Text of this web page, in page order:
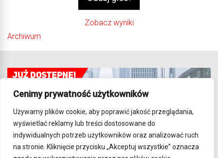
Cenimy prywatność użytkowników
Używamy plików cookie, aby poprawić jakość przeglądania,
wyświetlać reklamy lub treści dostosowane do
indywidualnych potrzeb użytkowników oraz analizować ruch
na stronie. Kliknięcie przycisku „Akceptuj wszystkie” oznacza
Zobacz wyniki
Archiwum